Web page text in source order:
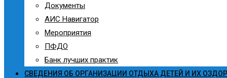
Документы
АИС Навигатор
Мероприятия
ПФДО
Банк лучших практик
СВЕДЕНИЯ ОБ ОРГАНИЗАЦИИ ОТДЫХА ДЕТЕЙ И ИХ